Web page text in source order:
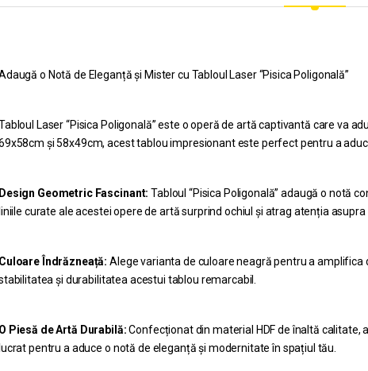
o Notă de Eleganță și Mister cu Tabloul Laser “Pisica Poligonală”
Laser “Pisica Poligonală” este o operă de artă captivantă care va
și 58x49cm, acest tablou impresionant este perfect pentru a
Design Geometric Fascinant: Tabloul “Pisica Poligonală” adaugă o notă
liniile curate ale acestei opere de artă surprind ochiul și atrag atenția asupra
Culoare Îndrăzneață: Alege varianta de culoare neagră pentru a
și durabilitatea acestui tablou remarcabil.
O Piesă de Artă Durabilă:Confecționat din material HDF de înaltă
lucrat pentru a aduce o notă de eleganță și modernitate în spațiul tău.